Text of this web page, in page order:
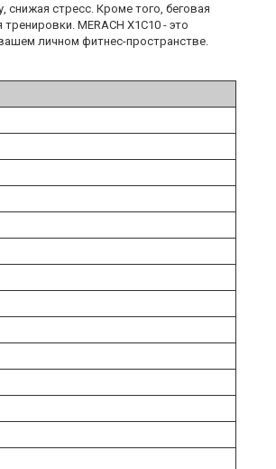
стресс. Кроме того, беговая
MERACH X1C10 - это
личном фитнес-пространстве.